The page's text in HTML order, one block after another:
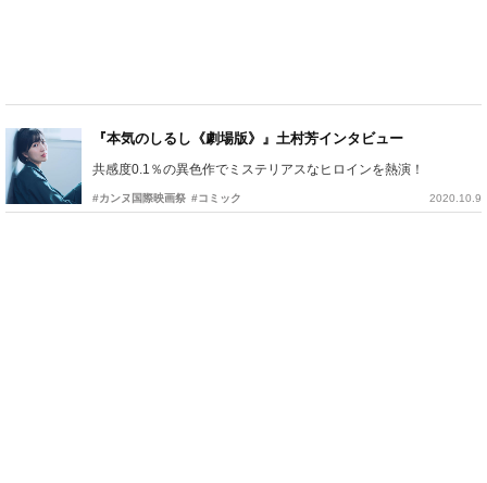
『本気のしるし《劇場版》』土村芳インタビュー
共感度0.1％の異色作でミステリアスなヒロインを熱演！
#カンヌ国際映画祭 #コミック 2020.10.9